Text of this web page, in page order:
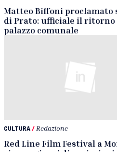
Matteo Biffoni proclamato
di Prato: ufficiale il ritorno
palazzo comunale
CULTURA/ Redazione
Red Line Film Festival a